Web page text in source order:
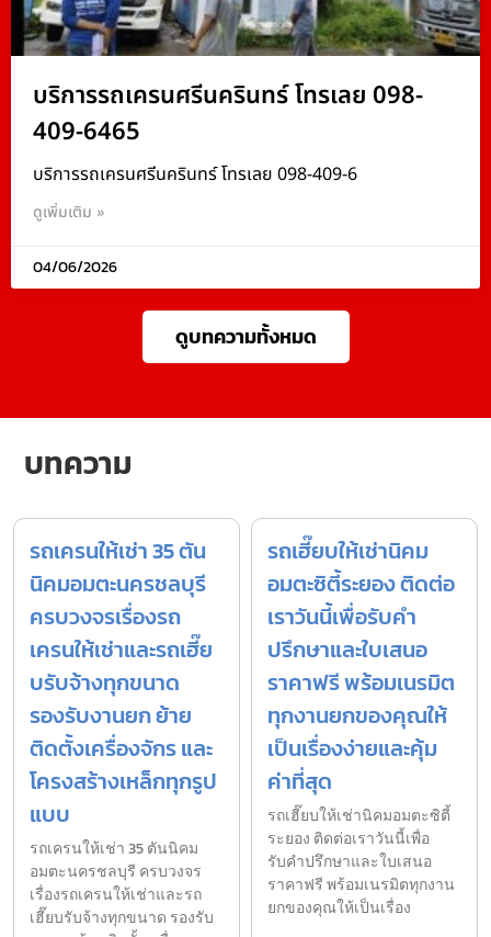
บริการรถเครนศรีนครินทร์ โทรเลย 098-
409-6465
บริการรถเครนศรีนครินทร์ โทรเลย 098-409-6
ดูเพิ่มเติม »
04/06/2026
ดูบทความทั้งหมด
บทความ
รถเครนให้เช่า 35 ตัน
นิคมอมตะนครชลบุรี
ครบวงจรเรื่องรถ
เครนให้เช่าและรถเฮี๊ย
บรับจ้างทุกขนาด
รองรับงานยก ย้าย
ติดตั้งเครื่องจักร และ
โครงสร้างเหล็กทุกรูป
แบบ
รถเครนให้เช่า 35 ตันนิคม
อมตะนครชลบุรี ครบวงจร
เรื่องรถเครนให้เช่าและรถ
เฮี๊ยบรับจ้างทุกขนาด รองรับ
รถเฮี๊ยบให้เช่านิคม
อมตะซิตี้ระยอง ติดต่อ
เราวันนี้เพื่อรับคำ
ปรึกษาและใบเสนอ
ราคาฟรี พร้อมเนรมิต
ทุกงานยกของคุณให้
เป็นเรื่องง่ายและคุ้ม
ค่าที่สุด
รถเฮี๊ยบให้เช่านิคมอมตะซิตี้
ระยอง ติดต่อเราวันนี้เพื่อ
รับคำปรึกษาและใบเสนอ
ราคาฟรี พร้อมเนรมิตทุกงาน
ยกของคุณให้เป็นเรื่อง